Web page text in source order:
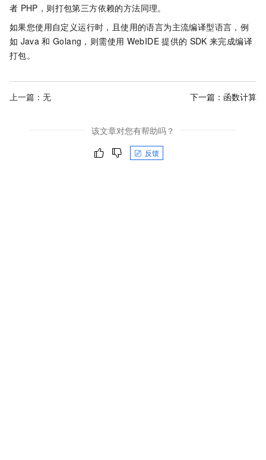
者 PHP，则打包第三方依赖的方法同理。
如果您使用自定义运行时，且使用的语言为主流编译型语言，例
如 Java 和 Golang，则需使用 WebIDE 提供的 SDK 来完成编译
打包。
上一篇：无 下一篇： 函数计算
该文章对您有帮助吗？
反馈